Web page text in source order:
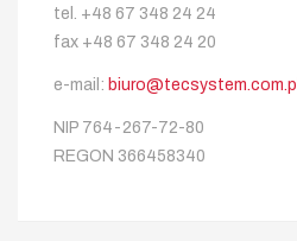
tel. +48 67 348 24 24
fax +48 67 348 24 20
e-mail: biuro@tecsystem.com.pl
NIP 764-267-72-80
REGON 366458340